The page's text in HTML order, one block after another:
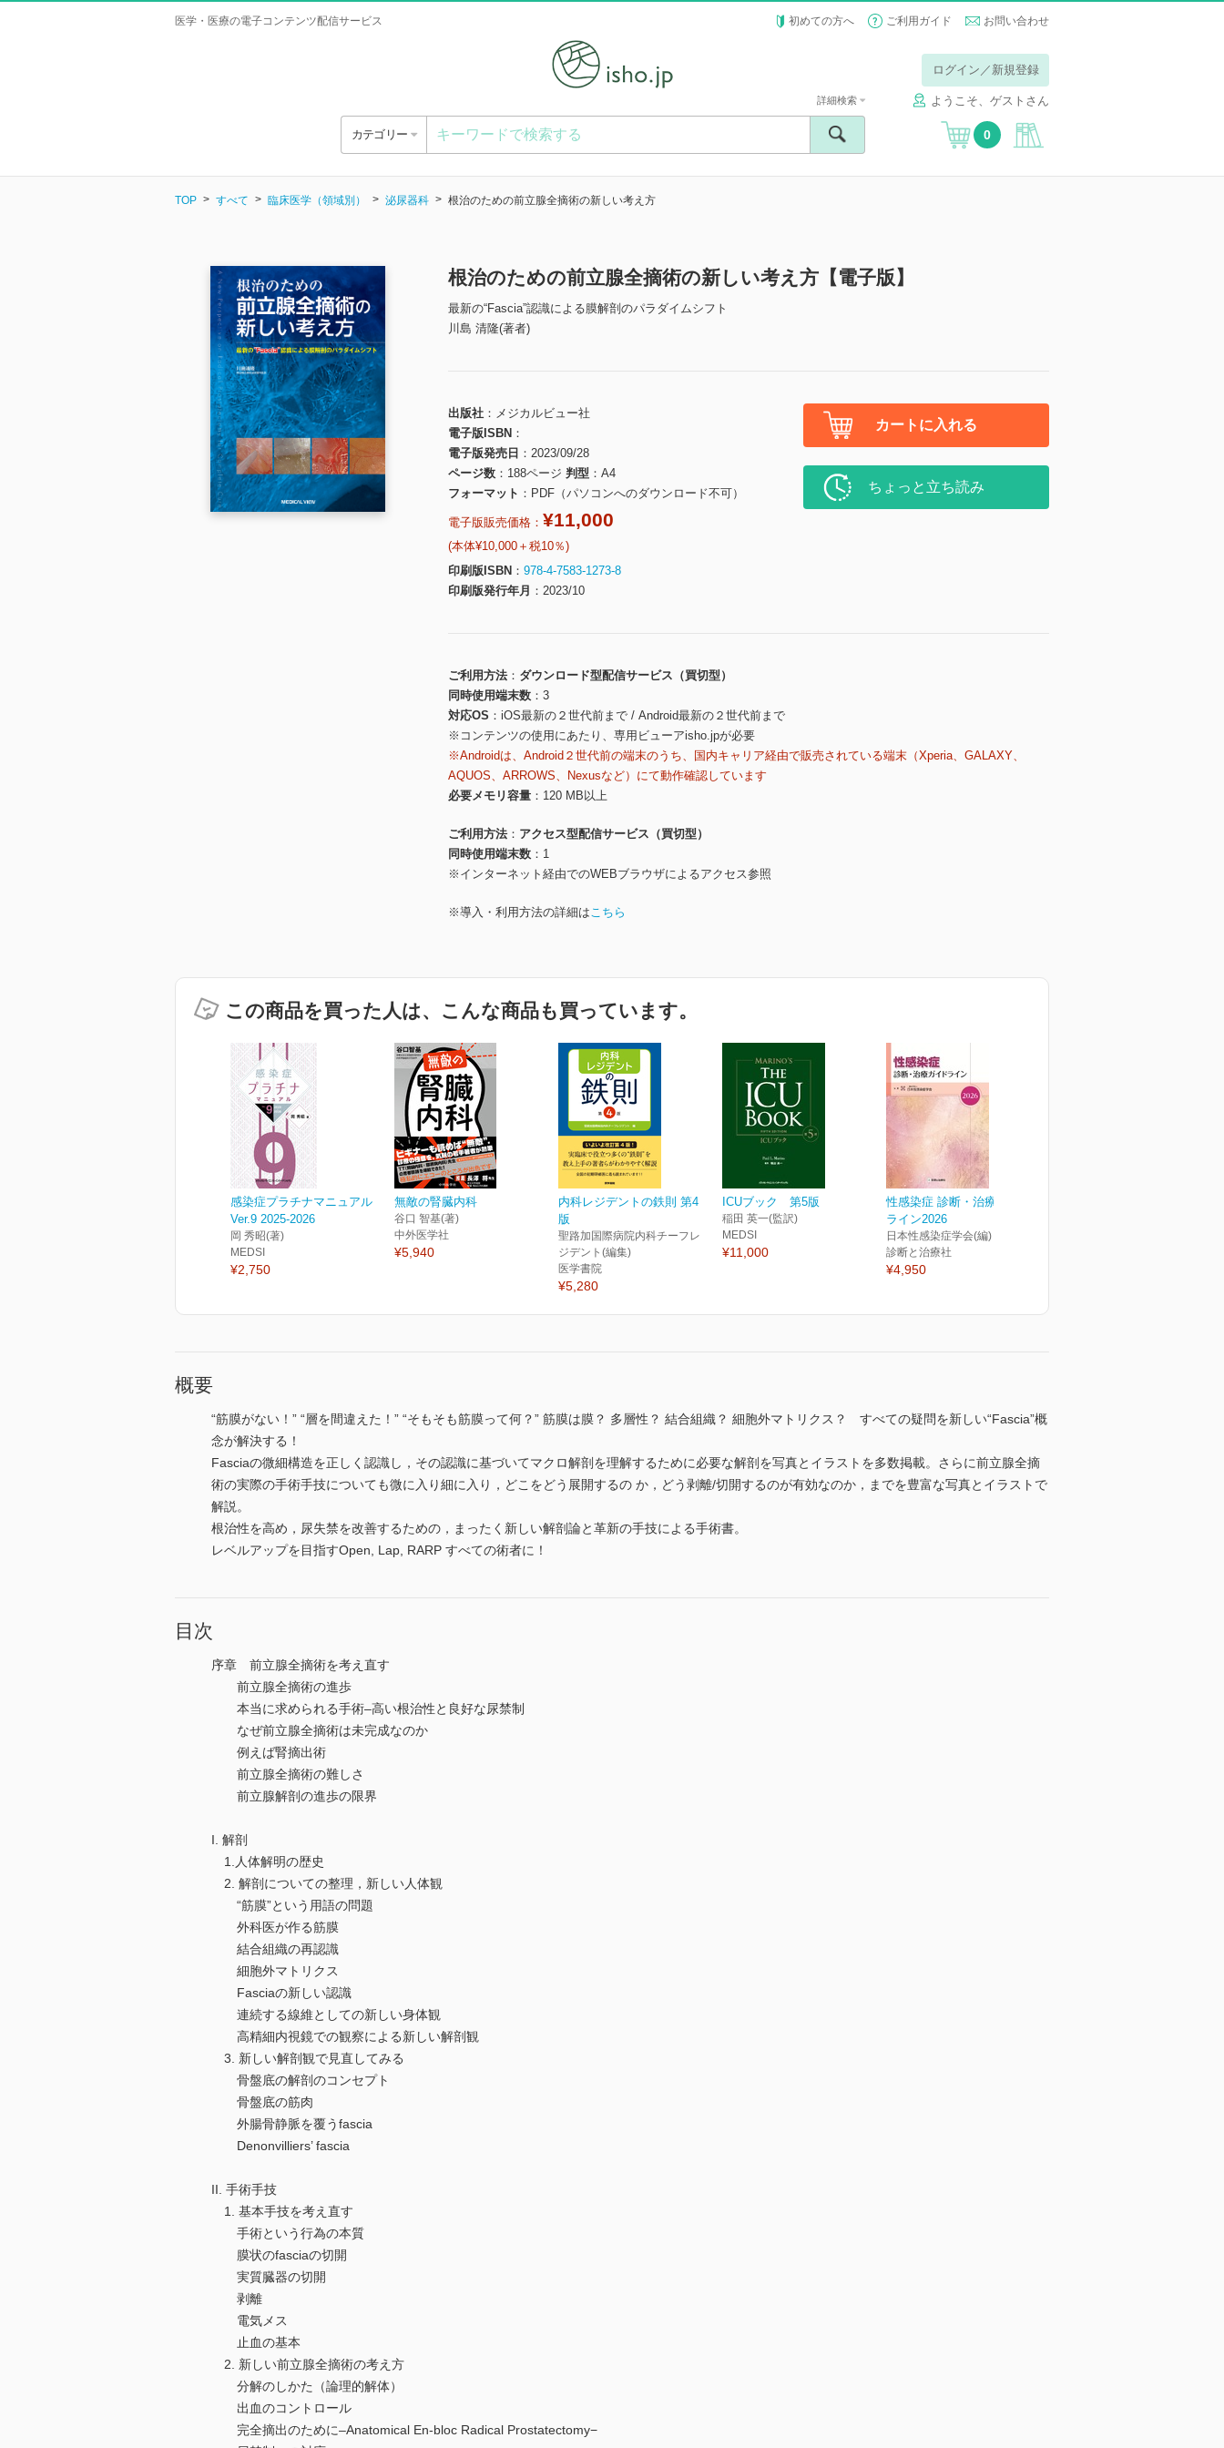
医学・医療の電子コンテンツ配信サービス 初めての方へ ご利用ガイド お問い合わせ
ログイン／新規登録
ようこそ、ゲストさん
カテゴリー
詳細検索
0
TOP すべて 臨床医学（領域別） 泌尿器科 根治のための前立腺全摘術の新しい考え方
根治のための前立腺全摘術の新しい考え方【電子版】
最新の“Fascia”認識による膜解剖のパラダイムシフト
川島 清隆(著者)
出版社
メジカルビュー社
電子版ISBN
電子版発売日
2023/09/28
ページ数
188ページ 判型
A4
フォーマット
PDF（パソコンへのダウンロード不可）
電子版販売価格： ¥11,000
(本体¥10,000＋税10％)
印刷版ISBN
978-4-7583-1273-8
印刷版発行年月
2023/10
カートに入れる
ちょっと立ち読み
ご利用方法
ダウンロード型配信サービス（買切型）
同時使用端末数
3
対応OS
iOS最新の２世代前まで / Android最新の２世代前まで
※コンテンツの使用にあたり、専用ビューアisho.jpが必要
※Androidは、Android２世代前の端末のうち、国内キャリア経由で販売されている端末（Xperia、GALAXY、
AQUOS、ARROWS、Nexusなど）にて動作確認しています
必要メモリ容量
120 MB以上
ご利用方法
アクセス型配信サービス（買切型）
同時使用端末数
1
※インターネット経由でのWEBブラウザによるアクセス参照
※導入・利用方法の詳細はこちら
この商品を買った人は、こんな商品も買っています。
感染症プラチナマニュアル
Ver.9 2025-2026
岡 秀昭(著)
MEDSI
¥2,750
無敵の腎臓内科
谷口 智基(著)
中外医学社
¥5,940
内科レジデントの鉄則 第4
版
聖路加国際病院内科チーフレ
ジデント(編集)
医学書院
¥5,280
ICUブック 第5版
稲田 英一(監訳)
MEDSI
¥11,000
性感染症 診断・治療ガイド
ライン2026
日本性感染症学会(編)
診断と治療社
¥4,950
概要
“筋膜がない！” “層を間違えた！” “そもそも筋膜って何？” 筋膜は膜？ 多層性？ 結合組織？ 細胞外マトリクス？ すべての疑問を新しい“Fascia”概
念が解決する！
Fasciaの微細構造を正しく認識し，その認識に基づいてマクロ解剖を理解するために必要な解剖を写真とイラストを多数掲載。さらに前立腺全摘
術の実際の手術手技についても微に入り細に入り，どこをどう展開するの か，どう剥離/切開するのが有効なのか，までを豊富な写真とイラストで
解説。
根治性を高め，尿失禁を改善するための，まったく新しい解剖論と革新の手技による手術書。
レベルアップを目指すOpen, Lap, RARP すべての術者に！
目次
序章 前立腺全摘術を考え直す
前立腺全摘術の進歩
本当に求められる手術–高い根治性と良好な尿禁制
なぜ前立腺全摘術は未完成なのか
例えば腎摘出術
前立腺全摘術の難しさ
前立腺解剖の進歩の限界
I. 解剖
1.人体解明の歴史
2. 解剖についての整理，新しい人体観
“筋膜”という用語の問題
外科医が作る筋膜
結合組織の再認識
細胞外マトリクス
Fasciaの新しい認識
連続する線維としての新しい身体観
高精細内視鏡での観察による新しい解剖観
3. 新しい解剖観で見直してみる
骨盤底の解剖のコンセプト
骨盤底の筋肉
外腸骨静脈を覆うfascia
Denonvilliers’ fascia
II. 手術手技
1. 基本手技を考え直す
手術という行為の本質
膜状のfasciaの切開
実質臓器の切開
剥離
電気メス
止血の基本
2. 新しい前立腺全摘術の考え方
分解のしかた（論理的解体）
出血のコントロール
完全摘出のために–Anatomical En-bloc Radical Prostatectomy−